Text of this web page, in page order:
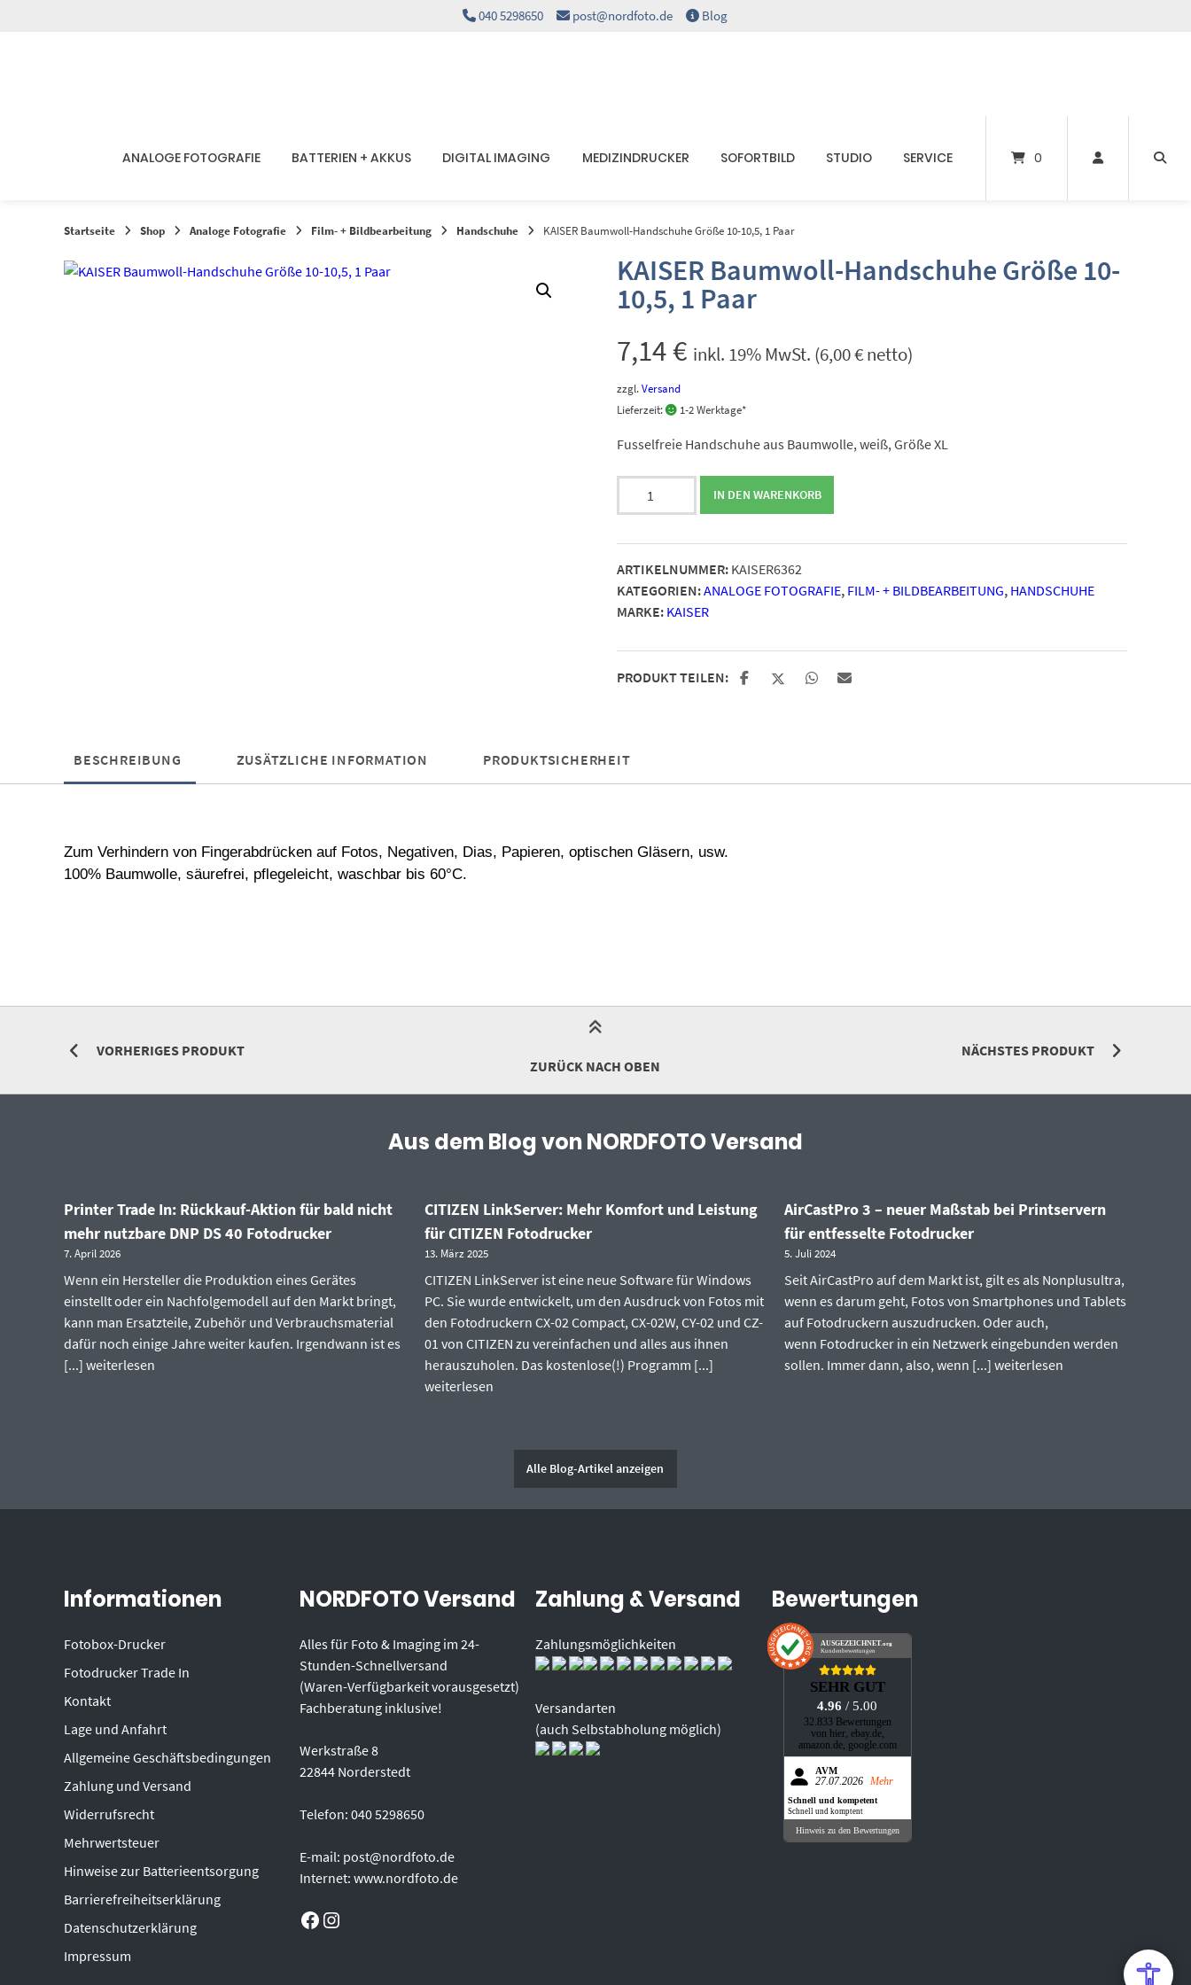
040 5298650 post@nordfoto.de Blog
ANALOGE FOTOGRAFIE BATTERIEN + AKKUS DIGITAL IMAGING MEDIZINDRUCKER SOFORTBILD STUDIO SERVICE 0
Startseite Shop Analoge Fotografie Film- + Bildbearbeitung Handschuhe KAISER Baumwoll-Handschuhe Größe 10-10,5, 1 Paar
KAISER Baumwoll-Handschuhe Größe 10-
10,5, 1 Paar
7,14€ inkl. 19% MwSt. (6,00€netto)
zzgl.Versand
Lieferzeit:
1-2 Werktage*
Fusselfreie Handschuhe aus Baumwolle, weiß, Größe XL
Baumwoll-
Größe
10-
10,5,
1
Menge
IN DEN WARENKORB
ARTIKELNUMMER: KAISER6362
KATEGORIEN:ANALOGE FOTOGRAFIE, FILM- + BILDBEARBEITUNG, HANDSCHUHE
MARKE: KAISER
PRODUKT TEILEN:
BESCHREIBUNG ZUSÄTZLICHE INFORMATION PRODUKTSICHERHEIT
Zum Verhindern von Fingerabdrücken auf Fotos, Negativen, Dias, Papieren, optischen Gläsern, usw.
100% Baumwolle, säurefrei, pflegeleicht, waschbar bis 60°C.
VORHERIGES PRODUKT
NÄCHSTES PRODUKT
ZURÜCK NACH OBEN
Aus dem Blog von NORDFOTO Versand
Printer Trade In: Rückkauf-Aktion für bald nicht
mehr nutzbare DNP DS 40 Fotodrucker
7. April 2026
Wenn ein Hersteller die Produktion eines Gerätes
einstellt oder ein Nachfolgemodell auf den Markt bringt,
kann man Ersatzteile, Zubehör und Verbrauchsmaterial
dafür noch einige Jahre weiter kaufen. Irgendwann ist es
[...] weiterlesen
CITIZEN LinkServer: Mehr Komfort und Leistung
für CITIZEN Fotodrucker
13. März 2025
CITIZEN LinkServer ist eine neue Software für Windows
PC. Sie wurde entwickelt, um den Ausdruck von Fotos mit
den Fotodruckern CX-02 Compact, CX-02W, CY-02 und CZ-
01 von CITIZEN zu vereinfachen und alles aus ihnen
herauszuholen. Das kostenlose(!) Programm [...]
weiterlesen
AirCastPro 3 – neuer Maßstab bei Printservern
für entfesselte Fotodrucker
5. Juli 2024
Seit AirCastPro auf dem Markt ist, gilt es als Nonplusultra,
wenn es darum geht, Fotos von Smartphones und Tablets
auf Fotodruckern auszudrucken. Oder auch,
wenn Fotodrucker in ein Netzwerk eingebunden werden
sollen. Immer dann, also, wenn [...]weiterlesen
Alle Blog-Artikel anzeigen
Informationen
Fotobox-Drucker
Fotodrucker Trade In
Kontakt
Lage und Anfahrt
Allgemeine Geschäftsbedingungen
Zahlung und Versand
Widerrufsrecht
Mehrwertsteuer
Hinweise zur Batterieentsorgung
Barrierefreiheitserklärung
Datenschutzerklärung
Impressum
NORDFOTO Versand
Alles für Foto & Imaging im 24-
Stunden-Schnellversand
(Waren-Verfügbarkeit vorausgesetzt)
Fachberatung inklusive!
Werkstraße 8
22844 Norderstedt
Telefon: 040 5298650
E-mail: post@nordfoto.de
Internet: www.nordfoto.de
Facebook Instagram
Zahlung & Versand
Zahlungsmöglichkeiten
Versandarten
(auch Selbstabholung möglich)
Bewertungen
AUSGEZEICHNET.org
Kundenbewertungen
SEHR GUT
4.96/ 5.00
32.833 Bewertungen
von hier, ebay.de,
amazon.de, google.com
AVM
27.07.2026 Mehr
Schnell und kompetent
Schnell und komptent
Hinweis zu den Bewertungen